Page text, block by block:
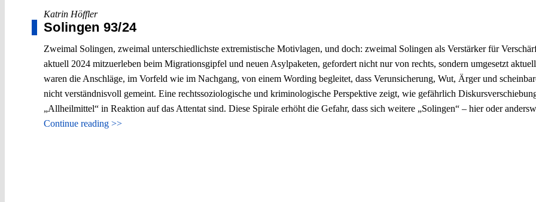
Katrin Höffler
Solingen 93/24
Zweimal Solingen, zweimal unterschiedlichste extremistische Motivlagen, und doch: zweimal Solingen als Verstärker für
aktuell 2024 mitzuerleben beim Migrationsgipfel und neuen Asylpaketen, gefordert nicht nur von rechts, sondern umgesetzt
waren die Anschläge, im Vorfeld wie im Nachgang, von einem Wording begleitet, dass Verunsicherung, Wut, Ärger und
nicht verständnisvoll gemeint. Eine rechtssoziologische und kriminologische Perspektive zeigt, wie gefährlich
„Allheilmittel“ in Reaktion auf das Attentat sind. Diese Spirale erhöht die Gefahr, dass sich weitere „Solingen“ – hier oder
Continue reading >>